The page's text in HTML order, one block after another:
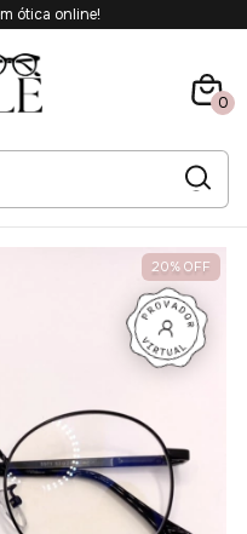
ótica online!
0
20% OFF